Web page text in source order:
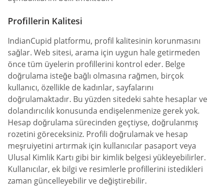
Profillerin Kalitesi
IndianCupid platformu, profil kalitesinin korunmasını
sağlar. Web sitesi, arama için uygun hale getirmeden
önce tüm üyelerin profillerini kontrol eder. Belge
doğrulama isteğe bağlı olmasına rağmen, birçok
kullanıcı, özellikle de kadınlar, sayfalarını
doğrulamaktadır. Bu yüzden sitedeki sahte hesaplar ve
dolandırıcılık konusunda endişelenmenize gerek yok.
Hesap doğrulama sürecinden geçtiyse, doğrulanmış
rozetini göreceksiniz. Profili doğrulamak ve hesap
meşruiyetini artırmak için kullanıcılar pasaport veya
Ulusal Kimlik Kartı gibi bir kimlik belgesi yükleyebilirler.
Kullanıcılar, ek bilgi ve resimlerle profillerini istedikleri
zaman güncelleyebilir ve değiştirebilir.